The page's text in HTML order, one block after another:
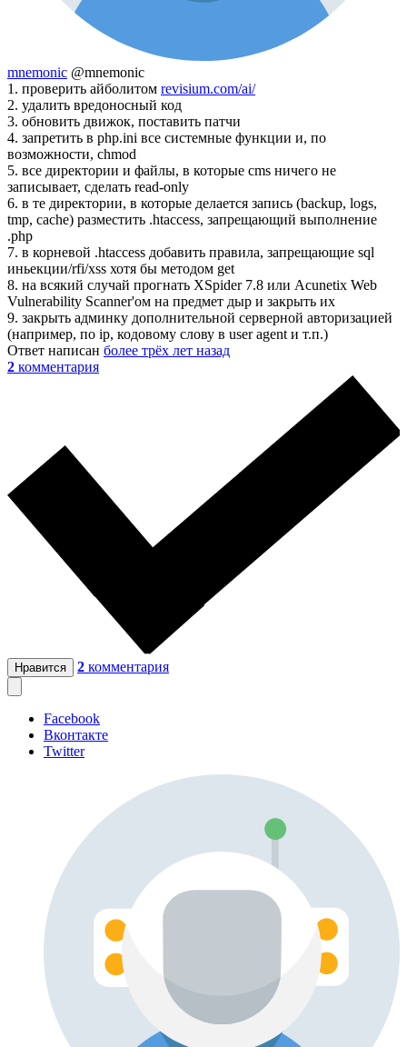
mnemonic @mnemonic
1. проверить айболитом revisium.com/ai/
2. удалить вредоносный код
3. обновить движок, поставить патчи
4. запретить в php.ini все системные функции и, по
возможности, chmod
5. все директории и файлы, в которые cms ничего не
записывает, сделать read-only
6. в те директории, в которые делается запись (backup, logs,
tmp, cache) разместить .htaccess, запрещающий выполнение
.php
7. в корневой .htaccess добавить правила, запрещающие sql
иньекции/rfi/xss хотя бы методом get
8. на всякий случай прогнать XSpider 7.8 или Acunetix Web
Vulnerability Scanner'ом на предмет дыр и закрыть их
9. закрыть админку дополнительной серверной авторизацией
(например, по ip, кодовому слову в user agent и т.п.)
Ответ написан более трёх лет назад
2 комментария
Нравится 2 комментария
Facebook
Вконтакте
Twitter